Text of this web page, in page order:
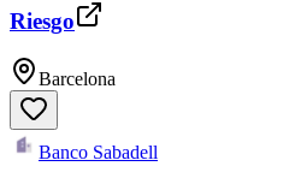
Riesgo
Barcelona
Banco Sabadell